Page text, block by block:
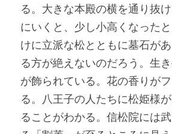
る。大きな本殿の横を通り抜
にいくと、少し小高くなった
けに立派な松とともに墓石が
る方が絶えないのだろう。生
が飾られている。花の香りが
る。八王子の人たちに松姫様
ることがわかる。信松院には